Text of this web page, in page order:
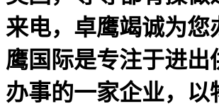
来电，卓鹰竭诚为您
鹰国际是专注于进出
办事的一家企业，以